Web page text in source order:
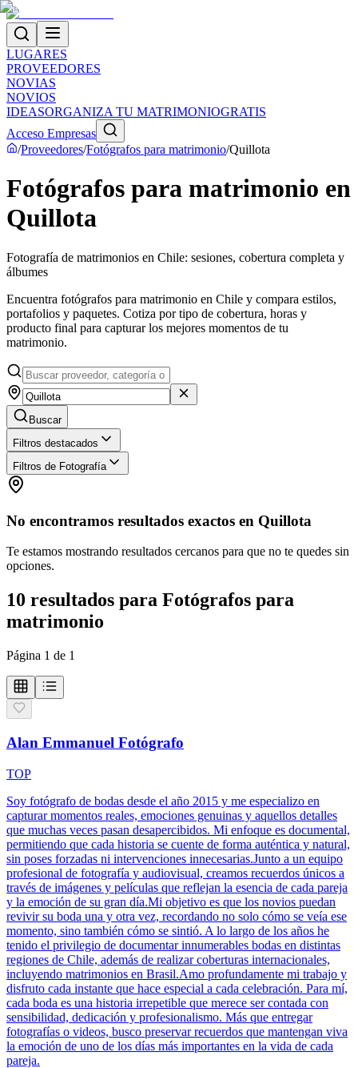
LUGARES
PROVEEDORES
NOVIAS
NOVIOS
IDEASORGANIZA TU MATRIMONIOGRATIS
Acceso Empresas
/Proveedores/Fotógrafos para matrimonio/Quillota
Fotógrafos para matrimonio en
Quillota
Fotografía de matrimonios en Chile: sesiones, cobertura completa y
álbumes
Encuentra fotógrafos para matrimonio en Chile y compara estilos,
portafolios y paquetes. Cotiza por tipo de cobertura, horas y
producto final para capturar los mejores momentos de tu
matrimonio.
Buscar
Filtros destacados
Filtros de Fotografía
No encontramos resultados exactos en Quillota
Te estamos mostrando resultados cercanos para que no te quedes sin
opciones.
10 resultados para Fotógrafos para
matrimonio
Página 1 de 1
Alan Emmanuel Fotógrafo
TOP
Soy fotógrafo de bodas desde el año 2015 y me especializo en
capturar momentos reales, emociones genuinas y aquellos detalles
que muchas veces pasan desapercibidos. Mi enfoque es documental,
permitiendo que cada historia se cuente de forma auténtica y natural,
sin poses forzadas ni intervenciones innecesarias.Junto a un equipo
profesional de fotografía y audiovisual, creamos recuerdos únicos a
través de imágenes y películas que reflejan la esencia de cada pareja
y la emoción de su gran día.Mi objetivo es que los novios puedan
revivir su boda una y otra vez, recordando no solo cómo se veía ese
momento, sino también cómo se sintió. A lo largo de los años he
tenido el privilegio de documentar innumerables bodas en distintas
regiones de Chile, además de realizar coberturas internacionales,
incluyendo matrimonios en Brasil.Amo profundamente mi trabajo y
disfruto cada instante que hace especial a cada celebración. Para mí,
cada boda es una historia irrepetible que merece ser contada con
sensibilidad, dedicación y profesionalismo. Más que entregar
fotografías o videos, busco preservar recuerdos que mantengan viva
la emoción de uno de los días más importantes en la vida de cada
pareja.